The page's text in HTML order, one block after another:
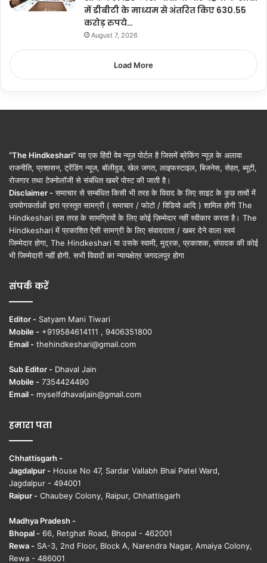
में डीबीटी के माध्यम से अंतरित किए 630.55
करोड़ रुपये…
August 7, 2026
Load More
“The Hindkeshari”यह एक हिंदी वेब न्यूज़ पोर्टल है जिसमें ब्रेकिंग न्यूज़ के अलावा
राजनीति, प्रशासन, ट्रेंडिंग न्यूज, बॉलीवुड, खेल जगत, लाइफस्टाइल, बिजनेस, सेहत, ब्यूटी,
रोजगार तथा टेक्नोलॉजी से संबंधित खबरें पोस्ट की जाती है।
Disclaimer - समाचार से सम्बंधित किसी भी तरह के विवाद के लिए साइट के कुछ तत्वों में
उपयोगकर्ताओं द्वारा प्रस्तुत सामग्री ( समाचार / फोटो / विडियो आदि ) शामिल होगी The
Hindkeshari इस तरह के सामग्रियों के लिए कोई ज़िम्मेदार नहीं स्वीकार करता है। The
Hindkeshari में प्रकाशित ऐसी सामग्री के लिए संवाददाता / खबर देने वाला स्वयं
जिम्मेदार होगा, The Hindkeshari या उसके स्वामी, मुद्रक, प्रकाशक, संपादक की कोई
भी जिम्मेदारी नहीं होगी. सभी विवादों का न्यायक्षेत्र जगदलपुर होगा
संपर्क करें
Editor - Satyam Mani Tiwari
Mobile - +919584614111 , 9406351800
Email - thehindkeshari@gmail.com
Sub Editor - Dhaval Jain
Mobile - 7354424490
Email - myselfdhavaljain@gmail.com
हमारा पता
Chhattisgarh -
Jagdalpur - House No 47, Sardar Vallabh Bhai Patel Ward,
Jagdalpur - 494001
Raipur - Chaubey Colony, Raipur, Chhattisgarh
Madhya Pradesh -
Bhopal - 66, Retghat Road, Bhopal - 462001
Rewa - SA-3, 2nd Floor, Block A, Narendra Nagar, Amaiya Colony,
Rewa - 486001